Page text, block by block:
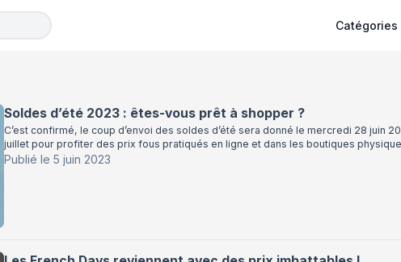
Catégories
Soldes d’été 2023 : êtes-vous prêt à shopper ?
C’est confirmé, le coup d’envoi des soldes d’été sera donné le mercredi 28 juin
juillet pour profiter des prix fous pratiqués en ligne et dans les boutiques
Publié le 5 juin 2023